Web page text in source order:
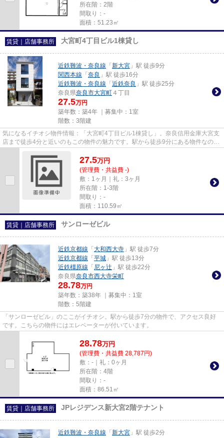
所在階：2階
間取り：-
面積：51.23㎡
賃貸｜店舗事務所 大宮町4丁目ビル1棟貸し
近鉄難波・奈良線 「 新大宮 」駅 徒歩9分
関西本線 「 奈良 」駅 徒歩16分
近鉄難波・奈良線 「 近鉄奈良 」駅 徒歩25分
奈良県奈良市大宮町 ４丁目
27.5万円
築年数：築4年 ｜募集中： 1室
階数：3階建
気になるイチオシ物件情報：「大宮町4丁目ビル1棟貸し」。奈良信用金庫大宮支
店まで徒歩4分と近いのもこの物件の魅力です。駅から徒歩9分にある物件なの
27.5万円
(管理費・共益費 -)
敷：1ヶ月｜礼：3ヶ月
所在階：1-3階
間取り：-
面積：110.59㎡
賃貸｜店舗事務所 サンローゼビル
近鉄京都線 「 大和西大寺 」駅 徒歩7分
近鉄京都線 「 平城 」駅 徒歩13分
近鉄橿原線 「 尼ヶ辻 」駅 徒歩22分
奈良県奈良市西大寺栄町
28.78万円
築年数：築38年 ｜募集中： 1室
階数：5階建
「サンローゼビル」のここがイチオシ。駅から徒歩7分の物件で、アクセス良好
です。こちらの物件にはエレベーターが付いています。
28.78万円
(管理費・共益費 28,787円)
敷：-｜礼：0ヶ月
所在階：4階
間取り：-
面積：86.51㎡
賃貸｜店舗事務所 JPレジデンス新大宮2階テナント
近鉄難波・奈良線 「 新大宮 」駅 徒歩2分